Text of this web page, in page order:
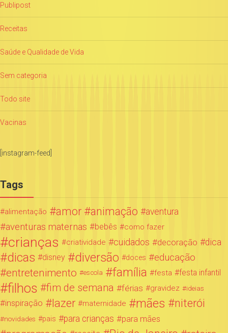
Publipost
Receitas
Saúde e Qualidade de Vida
Sem categoria
Todo site
Vacinas
[instagram-feed]
Tags
alimentação amor animação aventura
aventuras maternas bebês como fazer
crianças criatividade cuidados decoração dica
dicas disney diversão doces educação
entretenimento escola família festa festa infantil
filhos fim de semana férias gravidez ideias
inspiração lazer maternidade mães niterói
novidades pais para crianças para mães